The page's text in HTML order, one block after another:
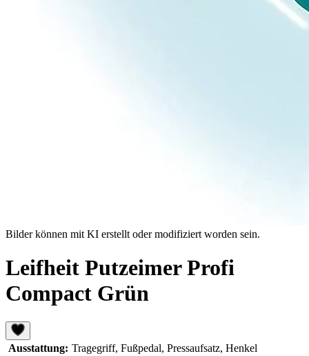
Bilder können mit KI erstellt oder modifiziert worden sein.
Leifheit Putzeimer Profi
Compact Grün
Ausstattung: Tragegriff, Fußpedal, Pressaufsatz, Henkel